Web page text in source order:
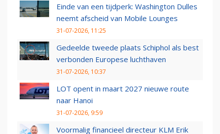
Einde van een tijdperk: Washington Dulles
neemt afscheid van Mobile Lounges
31-07-2026, 11:25
Gedeelde tweede plaats Schiphol als best
verbonden Europese luchthaven
31-07-2026, 10:37
LOT opent in maart 2027 nieuwe route
naar Hanoi
31-07-2026, 9:59
Voormalig financieel directeur KLM Erik